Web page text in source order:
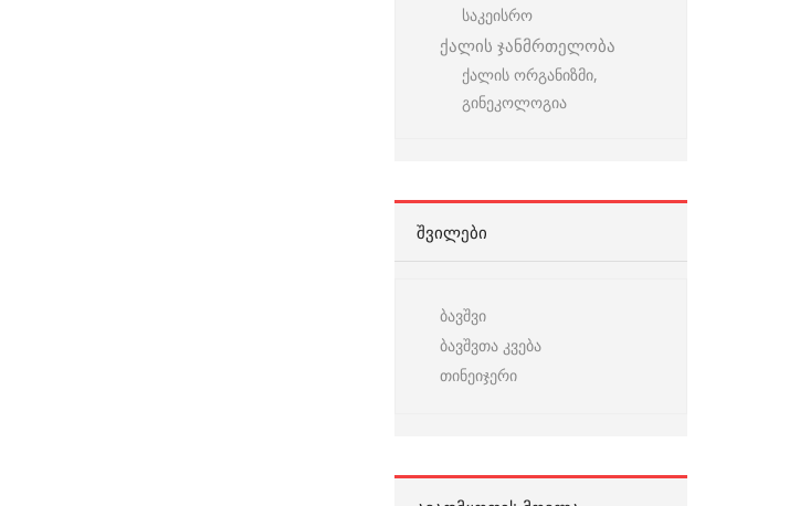
საკეისრო
ქალის ჯანმრთელობა
ქალის ორგანიზმი,
გინეკოლოგია
ᲨᲕᲘᲚᲔᲑᲘ
ბავშვი
ბავშვთა კვება
თინეიჯერი